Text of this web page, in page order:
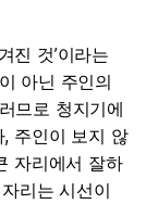
진 것’이라는
아닌 주인의
므로 청지기에
주인이 보지 않
자리에서 잘하
리는 시선이